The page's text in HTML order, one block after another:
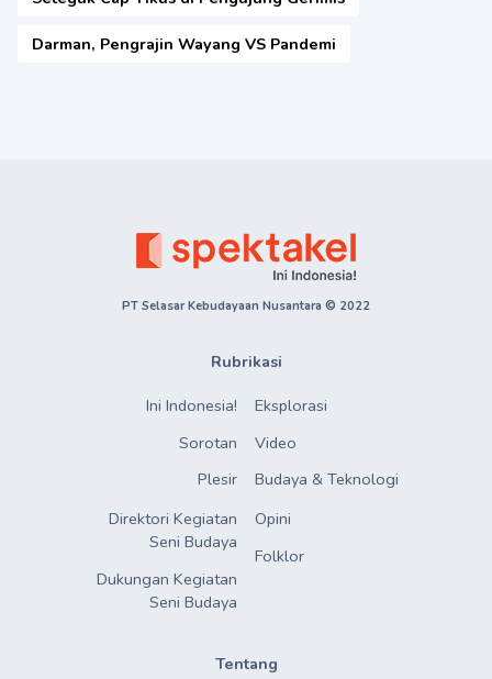
Darman, Pengrajin Wayang VS Pandemi
PT Selasar Kebudayaan Nusantara © 2022
Rubrikasi
Ini Indonesia!
Sorotan
Plesir
Direktori Kegiatan
Seni Budaya
Dukungan Kegiatan
Seni Budaya
Eksplorasi
Video
Budaya & Teknologi
Opini
Folklor
Tentang